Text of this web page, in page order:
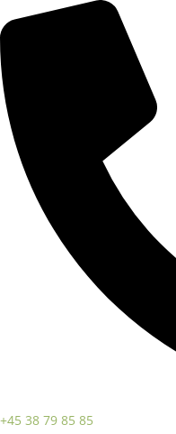
+45 38 79 85 85